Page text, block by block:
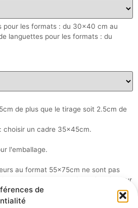
de
pour les formats : du 30x40 cm au
languettes pour les formats : du
de plus que le tirage soit 2.5cm de
un cadre 35x45cm.
l'emballage.
au format 55x75cm ne sont pas
mais peuvent être réalisés pour
contacter.